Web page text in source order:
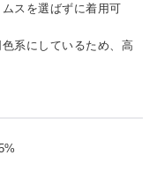
スを選ばずに着用可
系にしているため、高